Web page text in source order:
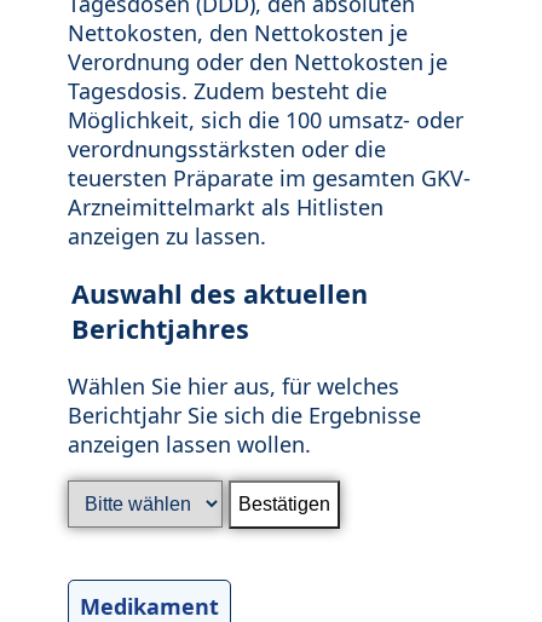
Nettokosten, den Nettokosten je
Verordnung oder den Nettokosten je
Tagesdosis. Zudem besteht die
Möglichkeit, sich die 100 umsatz- oder
verordnungsstärksten oder die
teuersten Präparate im gesamten GKV-
Arzneimittelmarkt als Hitlisten
anzeigen zu lassen.
Auswahl des aktuellen
Berichtjahres
Wählen Sie hier aus, für welches
Berichtjahr Sie sich die Ergebnisse
anzeigen lassen wollen.
Medikament